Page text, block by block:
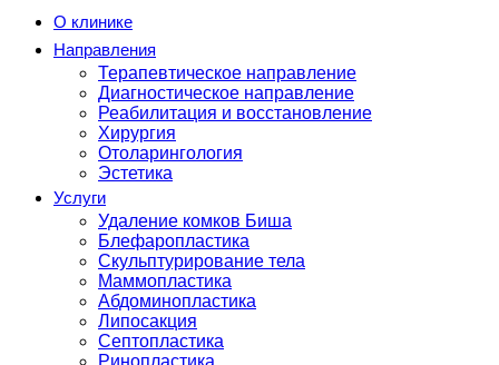
О клинике
Направления
Терапевтическое направление
Диагностическое направление
Реабилитация и восстановление
Хирургия
Отоларингология
Эстетика
Услуги
Удаление комков Биша
Блефаропластика
Скульптурирование тела
Маммопластика
Абдоминопластика
Липосакция
Септопластика
Ринопластика